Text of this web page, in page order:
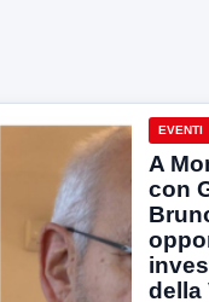
EVENTI
A
con
della